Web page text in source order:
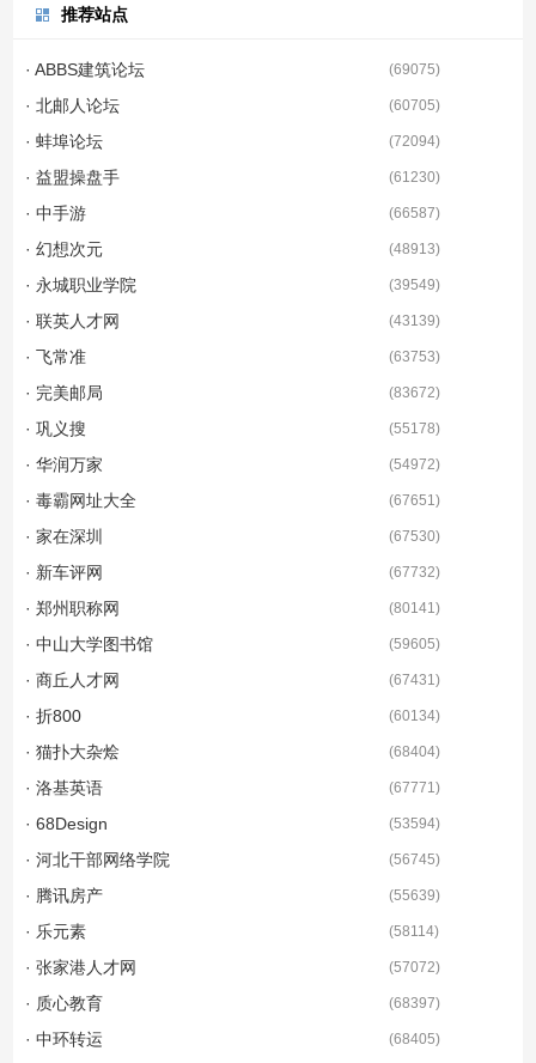
推荐站点
· ABBS建筑论坛 (69075)
· 北邮人论坛 (60705)
· 蚌埠论坛 (72094)
· 益盟操盘手 (61230)
· 中手游 (66587)
· 幻想次元 (48913)
· 永城职业学院 (39549)
· 联英人才网 (43139)
· 飞常准 (63753)
· 完美邮局 (83672)
· 巩义搜 (55178)
· 华润万家 (54972)
· 毒霸网址大全 (67651)
· 家在深圳 (67530)
· 新车评网 (67732)
· 郑州职称网 (80141)
· 中山大学图书馆 (59605)
· 商丘人才网 (67431)
· 折800 (60134)
· 猫扑大杂烩 (68404)
· 洛基英语 (67771)
· 68Design (53594)
· 河北干部网络学院 (56745)
· 腾讯房产 (55639)
· 乐元素 (58114)
· 张家港人才网 (57072)
· 质心教育 (68397)
· 中环转运 (68405)